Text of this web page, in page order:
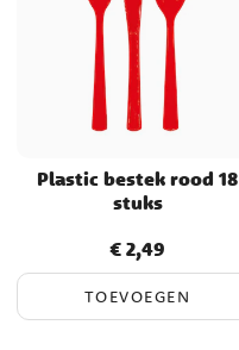
Plastic bestek rood 18
stuks
Prijs :€ 2,49
€ 2,49
TOEVOEGEN